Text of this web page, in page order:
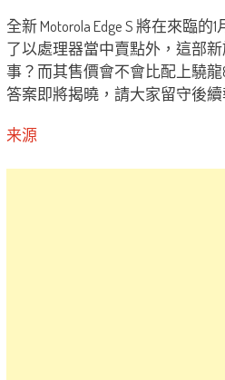
全新 Motorola Edge S 將在來臨
了以處理器當中賣點外，這部
事？而其售價會不會比配上驍龍
答案即將揭曉，請大家留守後續
来源